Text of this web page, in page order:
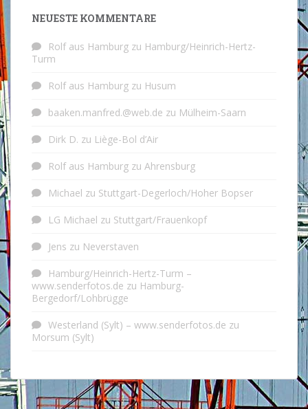
NEUESTE KOMMENTARE
Rolf aus Hamburg zu Hamburg/Heinrich-Hertz-
Turm
Rolf aus Hamburg zu Husum
baaken.manfred.@web.de zu Mülheim-Saarn
Dirk D. zu Liège-Bol d’Air
Rolf aus Hamburg zu Ahrensburg
Michael zu Stuttgart-Degerloch/Hoher Bopser
LG Michael zu Stuttgart/Frauenkopf
Jens zu Neverstaven
Hamburg/Heinrich-Hertz-Turm –
www.senderfotos.de zu Hamburg-
Bergedorf/Lohbrügge
Westerland (Sylt) – www.senderfotos.de zu
Morsum (Sylt)